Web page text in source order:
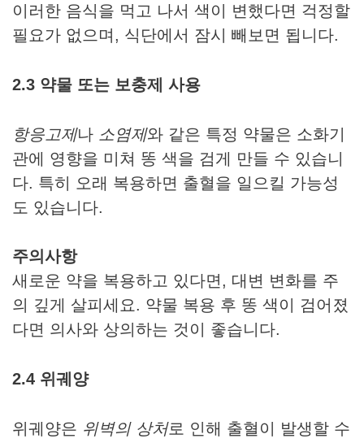
이러한 음식을 먹고 나서 색이 변했다면 걱정할
필요가 없으며, 식단에서 잠시 빼보면 됩니다.
2.3 약물 또는 보충제 사용
항응고제나 소염제와 같은 특정 약물은 소화기
관에 영향을 미쳐 똥 색을 검게 만들 수 있습니
다. 특히 오래 복용하면 출혈을 일으킬 가능성
도 있습니다.
주의사항
새로운 약을 복용하고 있다면, 대변 변화를 주
의 깊게 살피세요. 약물 복용 후 똥 색이 검어졌
다면 의사와 상의하는 것이 좋습니다.
2.4 위궤양
위궤양은 위벽의 상처로 인해 출혈이 발생할 수